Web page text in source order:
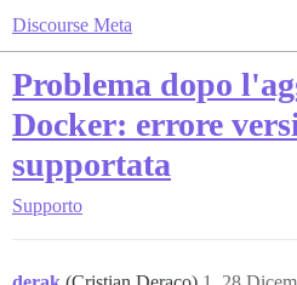
Discourse Meta
Problema dopo
Docker: errore
supportata
Supporto